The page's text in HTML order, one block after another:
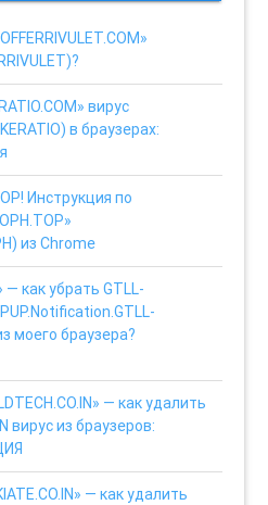
вирус
в браузерах:
Инструкция по
из Chrome
— как убрать GTLL-
моего браузера?
— как удалить
вирус из браузеров:
— как удалить